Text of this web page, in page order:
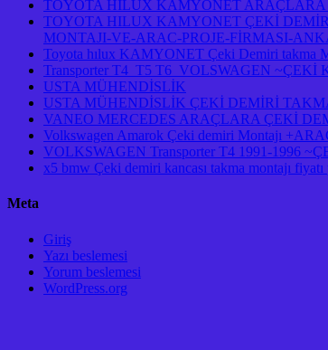
TOYOTA HILUX KAMYONET
TOYOTA HILUX KAMYONET ÇEKİ
MONTAJI-VE-ARAC-PROJE-FİRMASI-
Toyota hılux KAMYONET Çeki Demiri takma
Transporter T4 T5 T6 VOLSWAGEN
USTA MÜHENDİSLİK
USTA MÜHENDİSLİK ÇEKİ DEMİRİ
VANEO MERCEDES ARAÇLARA ÇEKİ
Volkswagen Amarok Çeki demiri Montajı
VOLKSWAGEN Transporter T4 1991-1996
x5 bmw Çeki demiri kancası takma montajı
Meta
Giriş
Yazı beslemesi
Yorum beslemesi
WordPress.org